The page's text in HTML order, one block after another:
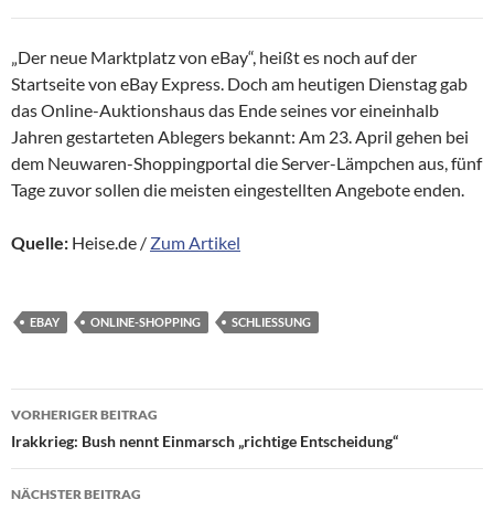
„Der neue Marktplatz von eBay“, heißt es noch auf der
Startseite von eBay Express. Doch am heutigen Dienstag gab
das Online-Auktionshaus das Ende seines vor eineinhalb
Jahren gestarteten Ablegers bekannt: Am 23. April gehen bei
dem Neuwaren-Shoppingportal die Server-Lämpchen aus, fünf
Tage zuvor sollen die meisten eingestellten Angebote enden.
Quelle: Heise.de / Zum Artikel
EBAY ONLINE-SHOPPING SCHLIESSUNG
Beitragsnavigation
VORHERIGER BEITRAG
Irakkrieg: Bush nennt Einmarsch „richtige Entscheidung“
NÄCHSTER BEITRAG